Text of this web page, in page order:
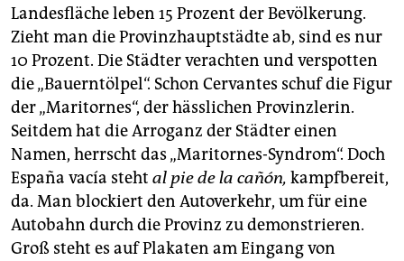
Landesfläche leben 15 Prozent der Bevölkerung.
Zieht man die Provinzhauptstädte ab, sind es nur
10 Prozent. Die Städter verachten und verspotten
die „Bauerntölpel“. Schon Cervantes schuf die Figur
der „Maritornes“, der hässlichen Provinzlerin.
Seitdem hat die Arroganz der Städter einen
Namen, herrscht das „Maritornes-Syndrom“. Doch
España vacía steht al pie de la cañón, kampfbereit,
da. Man blockiert den Autoverkehr, um für eine
Autobahn durch die Provinz zu demonstrieren.
Groß steht es auf Plakaten am Eingang von